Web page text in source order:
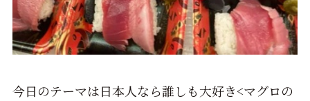
今日のテーマは日本人なら誰しも大好き<マグロの